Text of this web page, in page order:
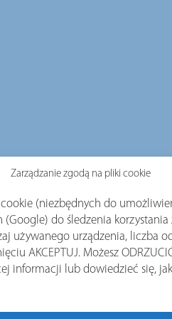
Zarządzanie zgodą na pliki cookie
(niezbędnych do
do śledzenia
używanego urządzenia, liczba
AKCEPTUJ. Możesz
informacji lub dowiedzieć się,